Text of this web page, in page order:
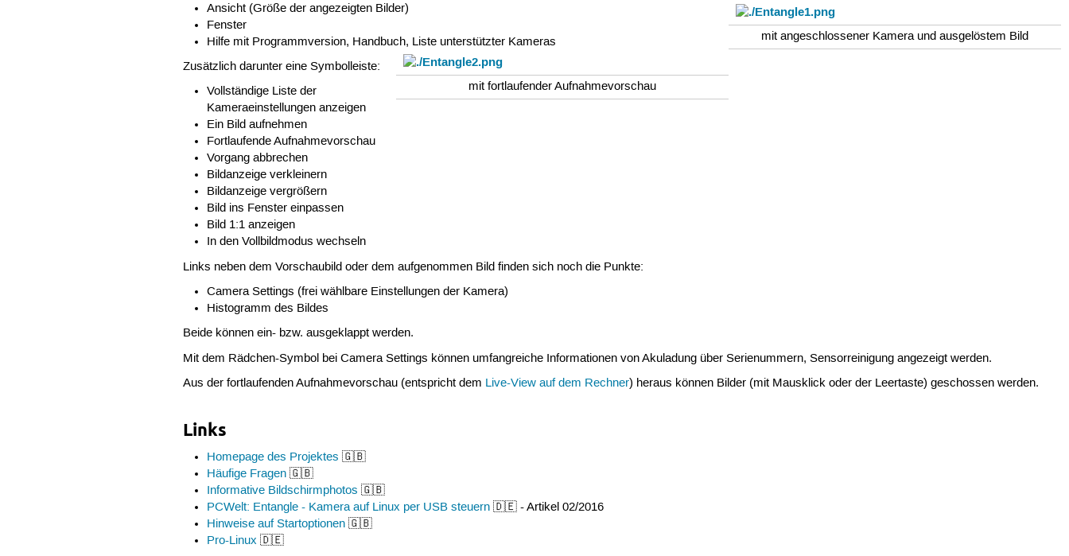
mit angeschlossener Kamera und ausgelöstem Bild
Ansicht (Größe der angezeigten Bilder)
Fenster
Hilfe mit Programmversion, Handbuch, Liste unterstützter Kameras
mit fortlaufender Aufnahmevorschau
Zusätzlich darunter eine Symbolleiste:
Vollständige Liste der
Kameraeinstellungen anzeigen
Ein Bild aufnehmen
Fortlaufende Aufnahmevorschau
Vorgang abbrechen
Bildanzeige verkleinern
Bildanzeige vergrößern
Bild ins Fenster einpassen
Bild 1:1 anzeigen
In den Vollbildmodus wechseln
Links neben dem Vorschaubild oder dem aufgenommen Bild finden sich noch die Punkte:
Camera Settings (frei wählbare Einstellungen der Kamera)
Histogramm des Bildes
Beide können ein- bzw. ausgeklappt werden.
Mit dem Rädchen-Symbol bei Camera Settings können umfangreiche Informationen von Akuladung über Serienummern, Sensorreinigung angezeigt werden.
Aus der fortlaufenden Aufnahmevorschau (entspricht dem Live-View auf dem Rechner) heraus können Bilder (mit Mausklick oder der Leertaste) geschossen werden.
Links
Homepage des Projektes 🇬🇧
Häufige Fragen🇬🇧
Informative Bildschirmphotos 🇬🇧
PCWelt: Entangle - Kamera auf Linux per USB steuern🇩🇪 - Artikel 02/2016
Hinweise auf Startoptionen🇬🇧
Pro-Linux 🇩🇪